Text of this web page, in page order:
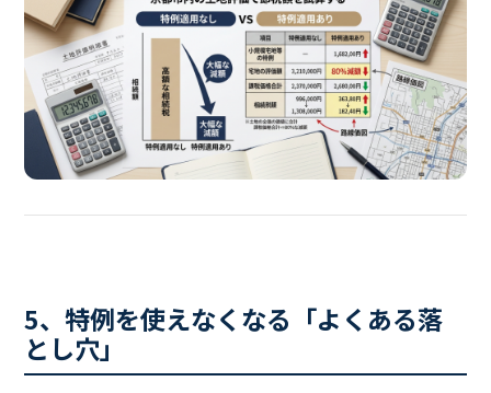
5、特例を使えなくなる「よくある落
とし穴」